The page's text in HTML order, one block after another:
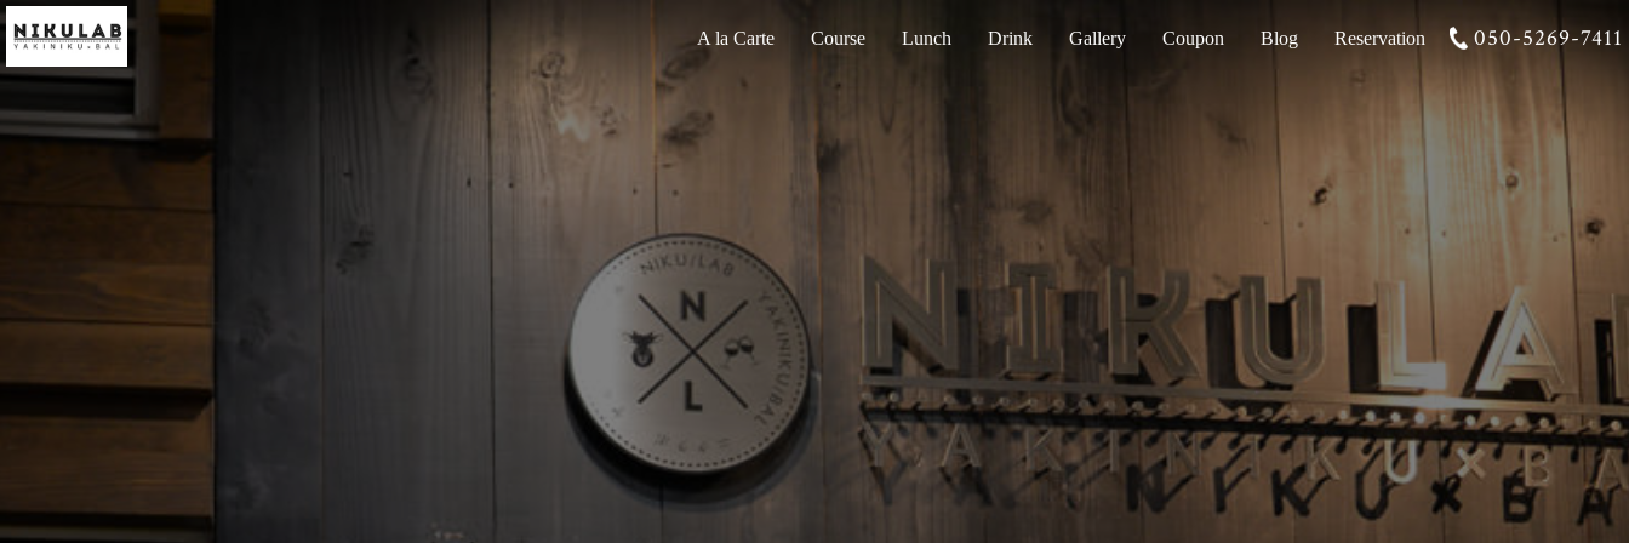
A la Carte Course Lunch Drink Gallery Coupon Blog Reservation 050-5269-7411